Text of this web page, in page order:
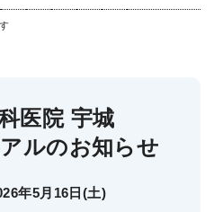
医院 宇城
ルのお知らせ
年5月16日(土)